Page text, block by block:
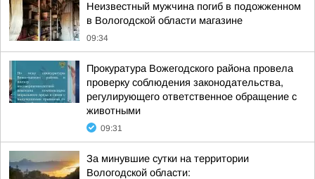
Неизвестный мужчина погиб в подожженном
в Вологодской области магазине
09:34
Прокуратура Вожегодского района провела
проверку соблюдения законодательства,
регулирующего ответственное обращение с
животными
09:31
За минувшие сутки на территории
Вологодской области: